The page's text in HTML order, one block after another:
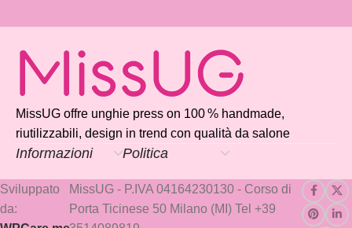
MissUG offre unghie press on 100 % handmade,
riutilizzabili, design in trend con qualità da salone
Informazioni Politica
Sviluppato
da:
MissUG - P.IVA 04164230130 - Corso di
Porta Ticinese 50 Milano (MI) Tel +39